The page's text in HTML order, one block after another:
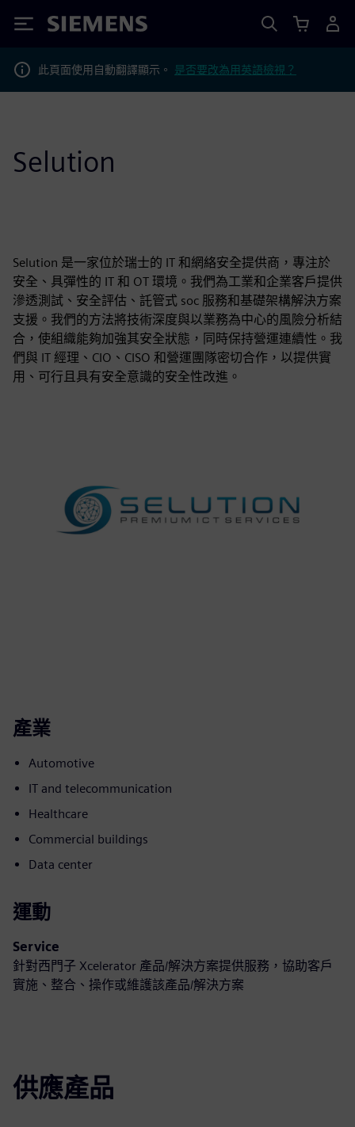
Siemens
此頁面使用自動翻譯顯示。 是否要改為用英語檢視？
Selution
Selution 是一家位於瑞士的 IT 和網絡安全提供商，專注於
安全、具彈性的 IT 和 OT 環境。我們為工業和企業客戶提供
滲透測試、安全評估、託管式 soc 服務和基礎架構解決方案
支援。我們的方法將技術深度與以業務為中心的風險分析結
合，使組織能夠加強其安全狀態，同時保持營運連續性。我
們與 IT 經理、CIO、CISO 和營運團隊密切合作，以提供實
用、可行且具有安全意識的安全性改進。
產業
Automotive
IT and telecommunication
Healthcare
Commercial buildings
Data center
運動
Service
針對西門子 Xcelerator 產品/解決方案提供服務，協助客戶
實施、整合、操作或維護該產品/解決方案
供應產品